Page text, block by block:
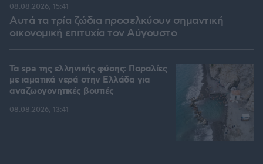
Αυτά τα τρία ζώδια προσελκύουν σημαντική
οικονομική επιτυχία τον Αύγουστο
08.08.2026, 15:41
Τα spa της ελληνικής φύσης: Παραλίες
με ιαματικά νερά στην Ελλάδα για
αναζωογονητικές βουτιές
08.08.2026, 13:41